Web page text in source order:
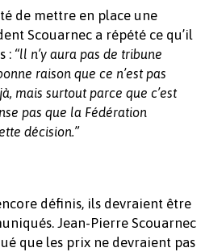
de mettre en place une
Scouarnec a répété ce qu’il
: “ll n’y aura pas de tribune
raison que ce n’est pas
mais surtout parce que c’est
pas que la Fédération
décision.”
définis, ils devraient être
Jean-Pierre Scouarnec
que les prix ne devraient pas